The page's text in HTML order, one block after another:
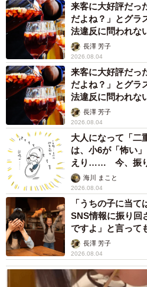
来客に大好評だ
だよね？」とグ
法違反に問われな
説】長澤 芳子
2026.08.04
来客に大好評だ
だよね？」とグ
法違反に問われな
説】長澤 芳子
2026.08.04
大人になって「二
は、小6が「怖い
えり…… 今、振り
でいった」【漫画】
海川 まこと
2026.08.04
「うちの子に当
SNS情報に振り
ですよ」と言っ
床心理士が解説】
長澤 芳子
2026.08.04